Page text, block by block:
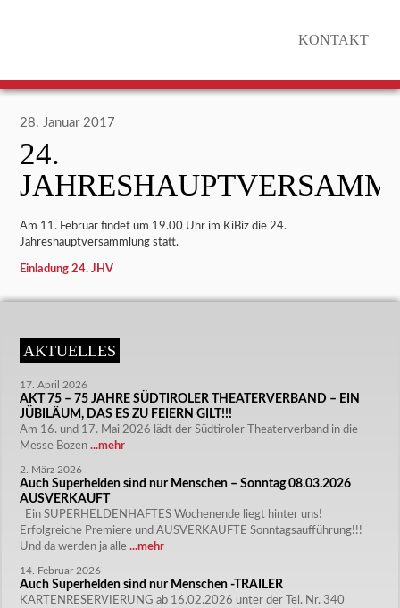
KONTAKT
28. Januar 2017
24.
Am 11. Februar findet um 19.00 Uhr im KiBiz die 24.
Jahreshauptversammlung statt.
Einladung 24. JHV
AKTUELLES
17. April 2026
AKT 75 – 75 JAHRE SÜDTIROLER THEATERVERBAND – EIN
JÜBILÄUM, DAS ES ZU FEIERN GILT!!!
Am 16. und 17. Mai 2026 lädt der Südtiroler Theaterverband in die
Messe Bozen...mehr
2. März 2026
Auch Superhelden sind nur Menschen – Sonntag 08.03.2026
AUSVERKAUFT
Ein SUPERHELDENHAFTES Wochenende liegt hinter uns!
Erfolgreiche Premiere und AUSVERKAUFTE Sonntagsaufführung!!!
Und da werden ja alle...mehr
14. Februar 2026
Auch Superhelden sind nur Menschen -TRAILER
KARTENRESERVIERUNG ab 16.02.2026 unter der Tel. Nr. 340